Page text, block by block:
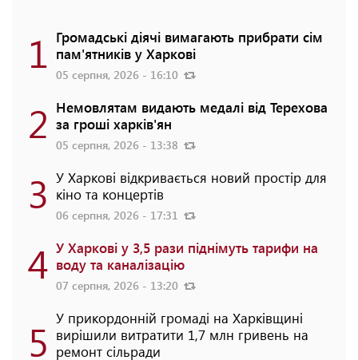
1 Громадські діячі вимагають прибрати сім
пам'ятників у Харкові
05 серпня, 2026 - 16:10
2 Немовлятам видають медалі від Терехова
за гроші харків'ян
05 серпня, 2026 - 13:38
3 У Харкові відкривається новий простір для
кіно та концертів
06 серпня, 2026 - 17:31
4 У Харкові у 3,5 рази піднімуть тарифи на
воду та каналізацію
07 серпня, 2026 - 13:20
5 У прикордонній громаді на Харківщині
вирішили витратити 1,7 млн гривень на
ремонт сільради